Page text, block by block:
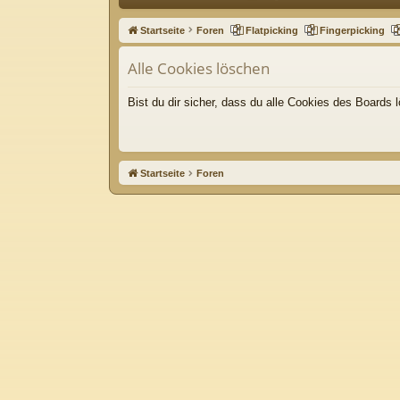
ne
llz
ug
riff
Startseite Foren Flatpicking Fingerpicking
Alle Cookies löschen
Bist du dir sicher, dass du alle Cookies des Boards
Startseite Foren